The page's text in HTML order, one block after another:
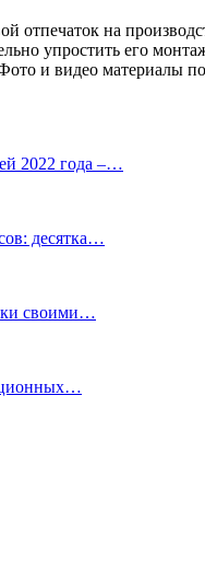
на
упростить его
и видео материалы
2022 года –…
десятка…
своими…